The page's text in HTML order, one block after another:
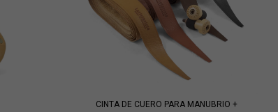
CINTA DE CUERO PARA MANUBRIO +